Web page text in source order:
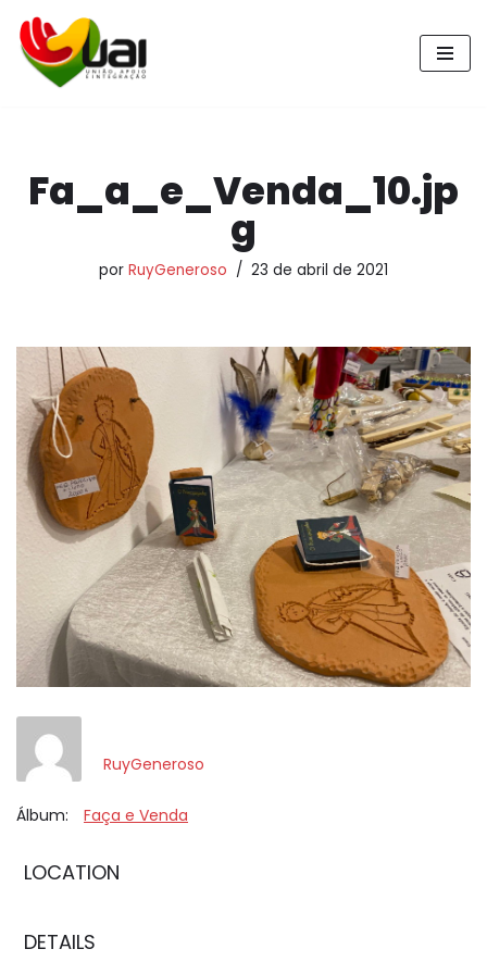
Pular
para
Fa_a_e_Venda_10.jp
g
por RuyGeneroso 23 de abril de 2021
RuyGeneroso
Álbum: Faça e Venda
LOCATION
DETAILS